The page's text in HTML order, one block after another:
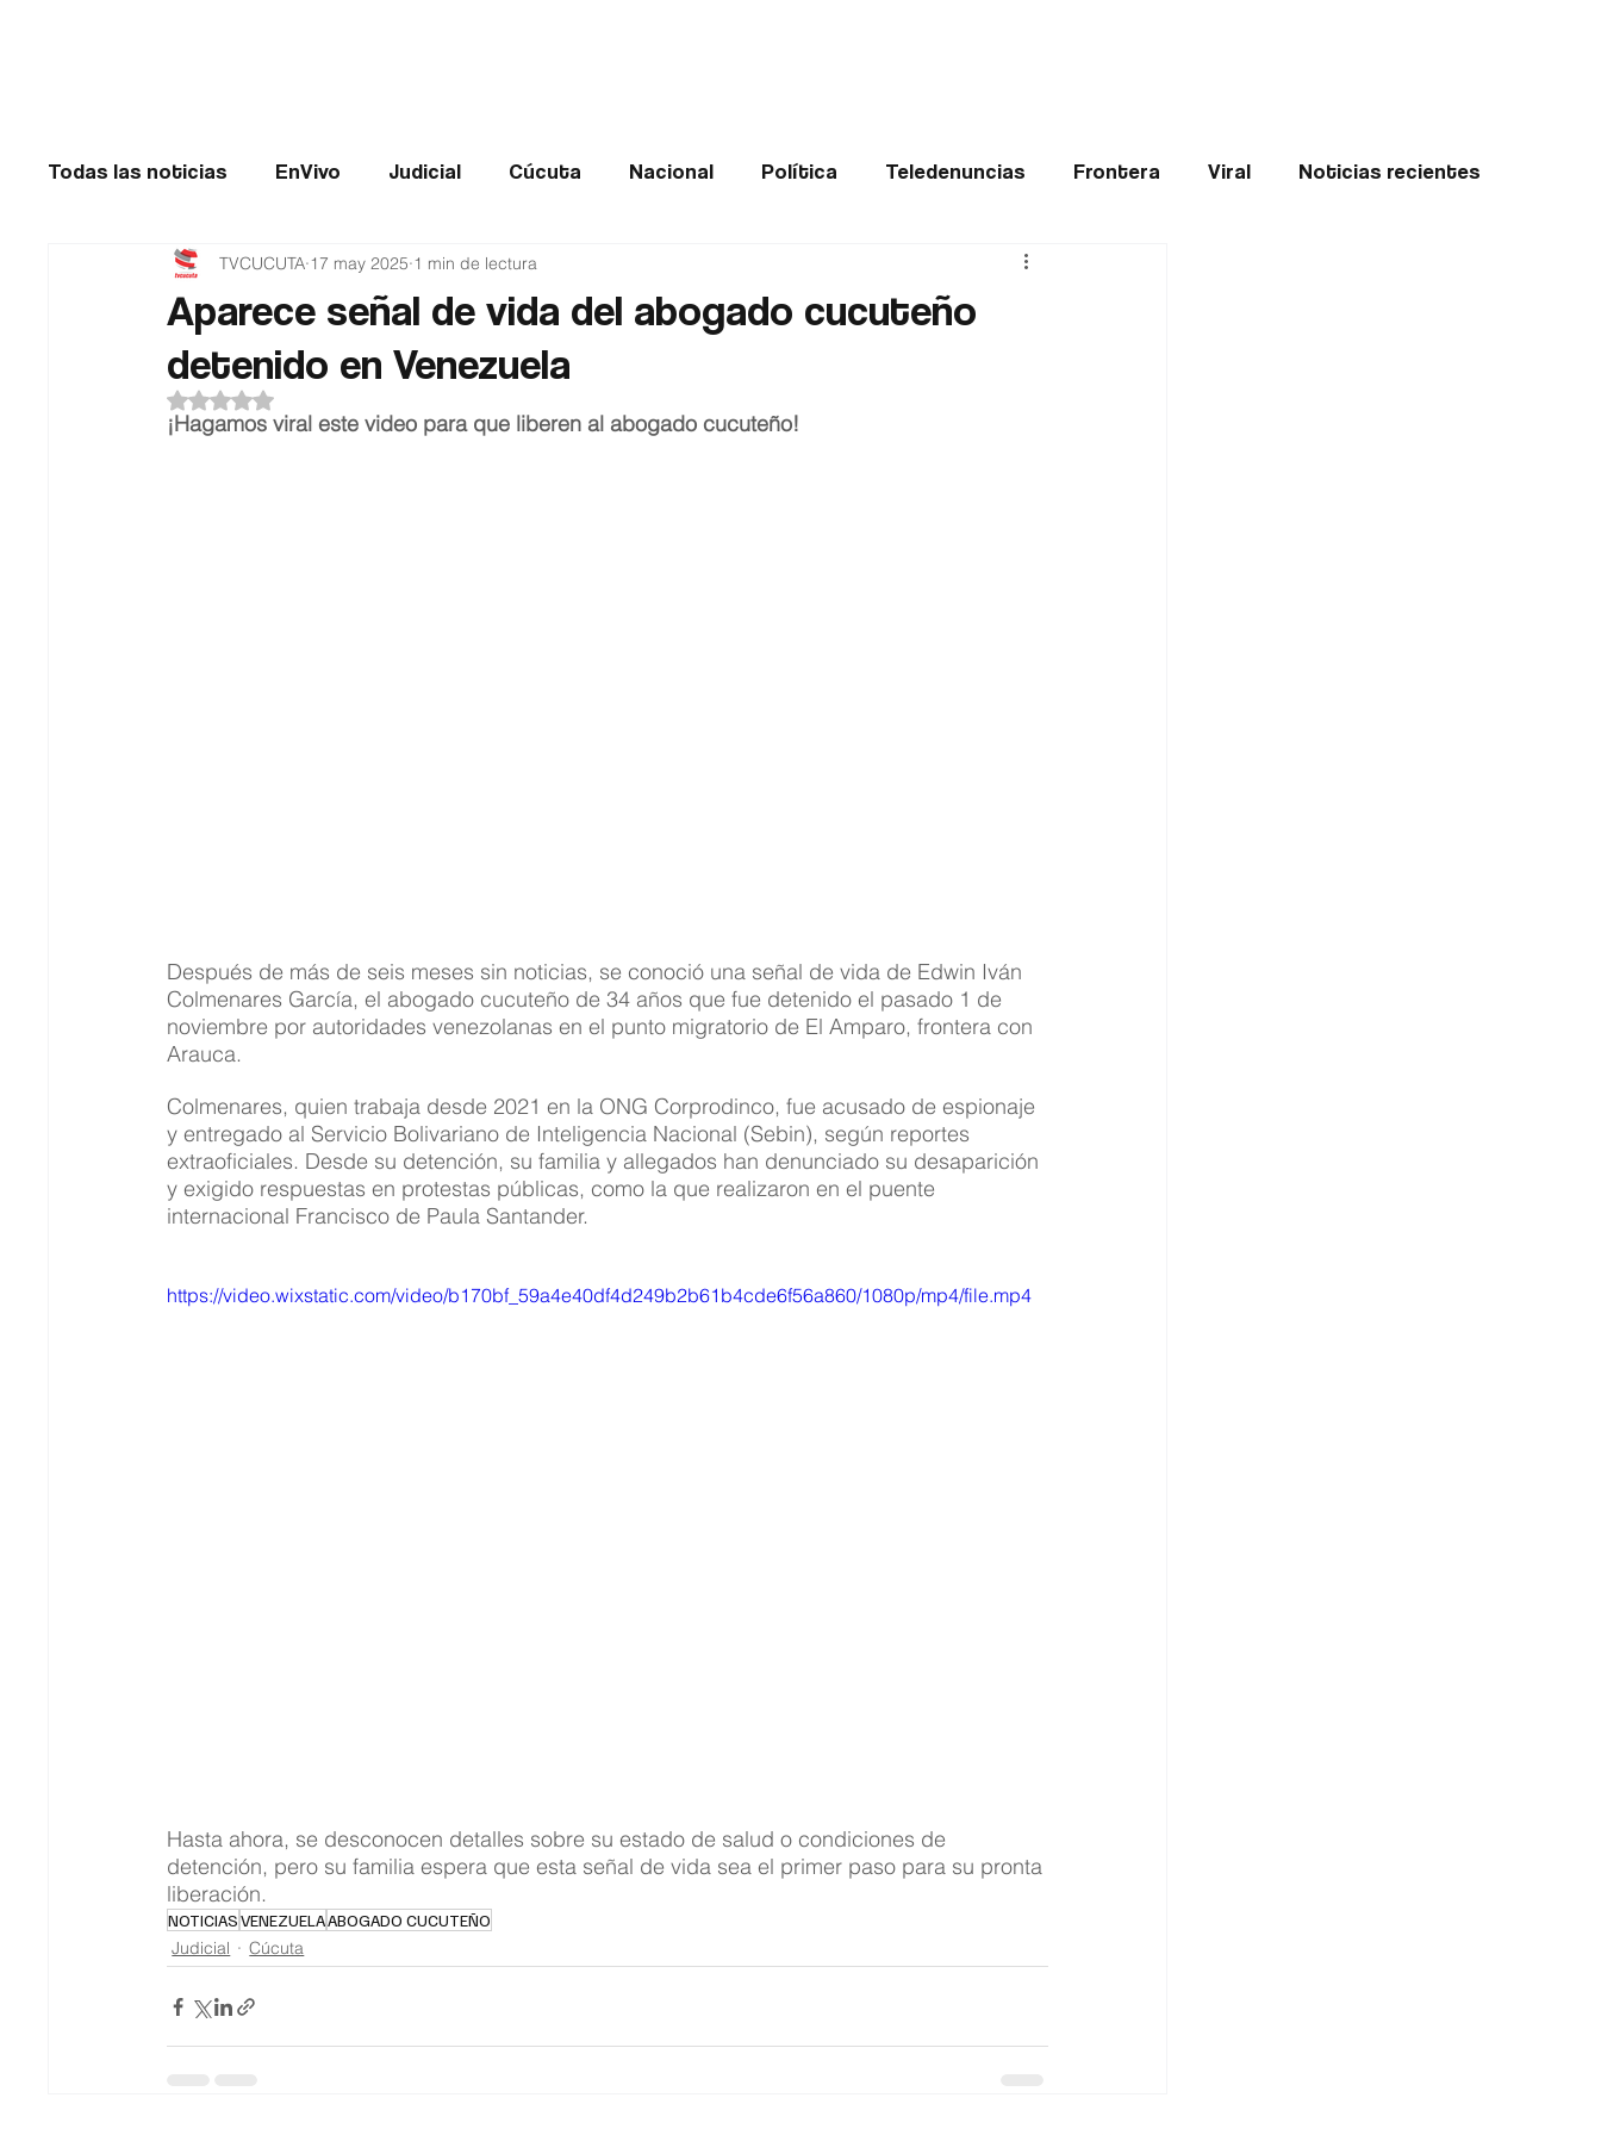
Todas las noticias EnVivo Judicial Cúcuta Nacional Política Teledenuncias Frontera Viral Noticias recientes
Entretenimiento Historias de impacto Buenas noticias
Catatumbo TRANSMILENIO Salud Norte de Santander
Aparece señal de vida del abogado cucuteño
detenido en Venezuela
TVCUCUTA 17 may 2025 1 min de lectura
Obtuvo NaN de 5 estrellas.
¡Hagamos viral este video para que liberen al abogado cucuteño!
Después de más de seis meses sin noticias, se conoció una señal de vida de Edwin Iván
Colmenares García, el abogado cucuteño de 34 años que fue detenido el pasado 1 de
noviembre por autoridades venezolanas en el punto migratorio de El Amparo, frontera con
Arauca.
Colmenares, quien trabaja desde 2021 en la ONG Corprodinco, fue acusado de espionaje
y entregado al Servicio Bolivariano de Inteligencia Nacional (Sebin), según reportes
extraoficiales. Desde su detención, su familia y allegados han denunciado su desaparición
y exigido respuestas en protestas públicas, como la que realizaron en el puente
internacional Francisco de Paula Santander.
https://video.wixstatic.com/video/b170bf_59a4e40df4d249b2b61b4cde6f56a860/1080p/mp4/file.mp4
Hasta ahora, se desconocen detalles sobre su estado de salud o condiciones de
detención, pero su familia espera que esta señal de vida sea el primer paso para su pronta
liberación.
NOTICIASVENEZUELAABOGADO CUCUTEÑO
Judicial Cúcuta